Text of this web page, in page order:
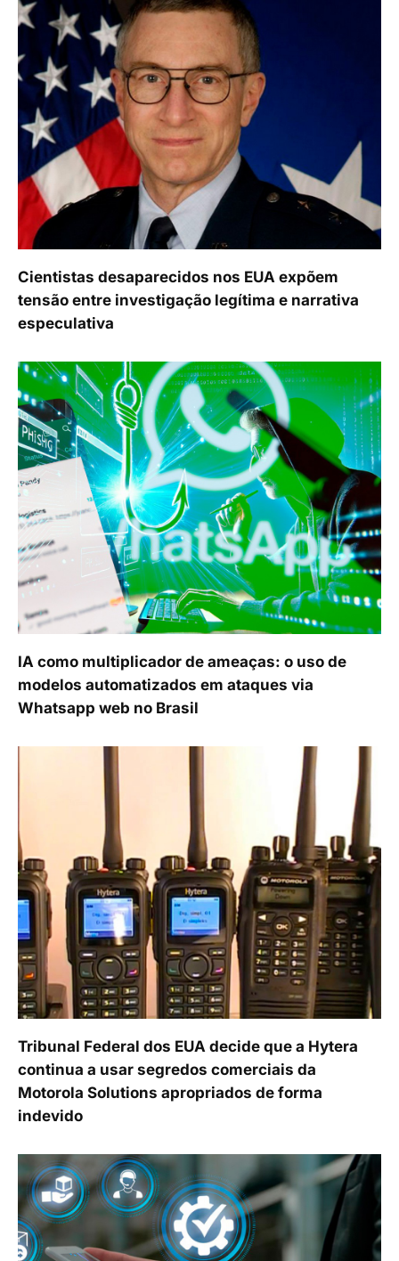
Cientistas desaparecidos nos EUA expõem
tensão entre investigação legítima e narrativa
especulativa
IA como multiplicador de ameaças: o uso de
modelos automatizados em ataques via
Whatsapp web no Brasil
Tribunal Federal dos EUA decide que a Hytera
continua a usar segredos comerciais da
Motorola Solutions apropriados de forma
indevido